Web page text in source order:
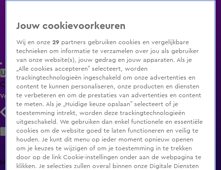
Uitzending Gemist Populaire programma's Zenders Genres
ClipsFilmsRadioSmart TV inlogShop
Volg KIJK
Zoeken
HomeUitzending Gemist Programma's De Bondgenoten
Jouw cookievoorkeuren
Wij en onze29 partners gebruiken cookies en vergelijkbare
technieken om informatie te verzamelen over jou als gebruiker
van onze website(s), jouw gedrag en jouw apparaten. Als je
„Alle cookies accepteren” selecteert, worden
trackingtechnologieën ingeschakeld om onze advertenties en
content te kunnen personaliseren, onze producten en diensten
te verbeteren en om de prestaties van advertenties en content
te meten. Als je „Huidige keuze opslaan” selecteert of je
toestemming intrekt, worden deze trackingtechnologieën
uitgeschakeld. We gebruiken dan enkel functionele en essentiële
cookies om de website goed te laten functioneren en veilig te
houden. Je kunt dit menu op ieder moment opnieuw openen
om je keuzes te wijzigen of om je toestemming in te trekken
door op de link Cookie-instellingen onder aan de webpagina te
klikken. Je selecties zullen overal binnen onze Digitale Diensten